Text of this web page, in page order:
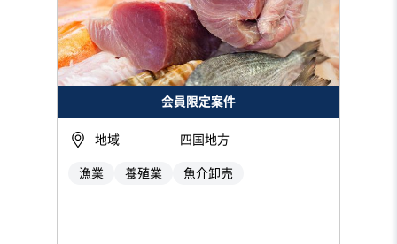
会員限定案件
地域 四国地方
漁業 養殖業 魚介卸売